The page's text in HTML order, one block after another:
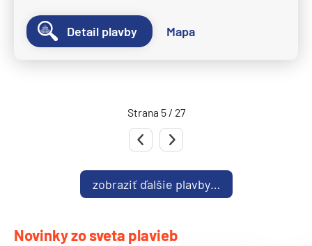
Le Bellot
Le Boreal
Le Commandant Charcot
Le Dumont-D'Urville
Le Jacques Cartier
Le Laperouse
Le Ponant
Detail plavby Mapa
Strana 5 / 27
Predchádzajúca strana
zobraziť ďalšie plavby…
Novinky zo sveta plavieb